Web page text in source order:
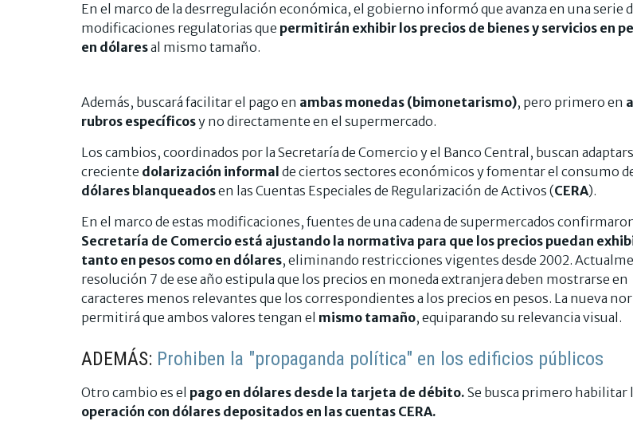
En el marco de la desrregulación económica, el gobierno informó que avanza en una serie
modificaciones regulatorias que permitirán exhibir los precios de bienes y servicios en
en dólaresal mismo tamaño.
Además, buscará facilitar el pago en ambas monedas (bimonetarismo), pero primero en
rubros específicosy no directamente en el supermercado.
Los cambios, coordinados por la Secretaría de Comercio y el Banco Central, buscan
creciente dolarización informal de ciertos sectores económicos y fomentar el consumo
dólares blanqueadosen las Cuentas Especiales de Regularización de Activos (CERA).
En el marco de estas modificaciones, fuentes de una cadena de supermercados
Secretaría de Comercio está ajustando la normativa para que los precios puedan
tanto en pesos como en dólares, eliminando restricciones vigentes desde 2002.
resolución 7 de ese año estipula que los precios en moneda extranjera deben mostrarse en
caracteres menos relevantes que los correspondientes a los precios en pesos. La nueva
permitirá que ambos valores tengan el mismo tamaño, equiparando su relevancia visual.
ADEMÁS: Prohiben la "propaganda política" en los edificios públicos
Otro cambio es el pago en dólares desde la tarjeta de débito. Se busca primero habilitar
operación con dólares depositados en las cuentas CERA.